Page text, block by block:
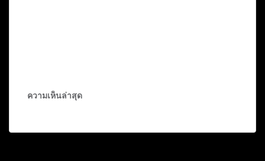
ความเห็นล่าสุด